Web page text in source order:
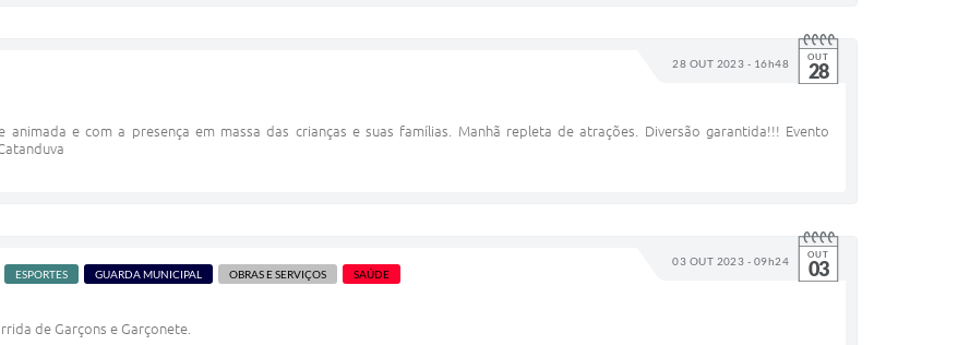
28 OUT 2023 - 16h48 OUT
28
e com a presença em massa das crianças e suas famílias. Manhã repleta de atrações. Diversão garantida!!! Evento
03 OUT 2023 - 09h24 OUT
03
ESPORTES GUARDA MUNICIPAL OBRAS E SERVIÇOS SAÚDE
de Garçons e Garçonete.